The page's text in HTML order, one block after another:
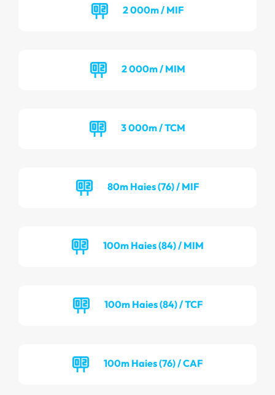
2 000m / MIF
2 000m / MIM
3 000m / TCM
80m Haies (76) / MIF
100m Haies (84) / MIM
100m Haies (84) / TCF
100m Haies (76) / CAF